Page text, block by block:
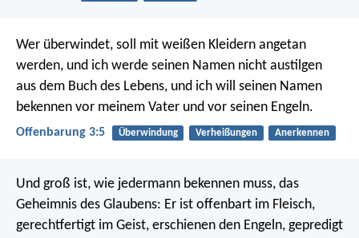
Wer überwindet, soll mit weißen Kleidern angetan
werden, und ich werde seinen Namen nicht austilgen
aus dem Buch des Lebens, und ich will seinen Namen
bekennen vor meinem Vater und vor seinen Engeln.
Offenbarung 3:5 Überwindung Verheißungen Anerkennen
Und groß ist, wie jedermann bekennen muss, das
Geheimnis des Glaubens: Er ist offenbart im Fleisch,
gerechtfertigt im Geist, erschienen den Engeln, gepredigt